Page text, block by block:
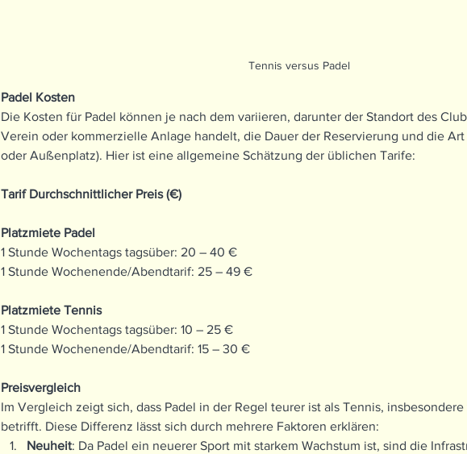
Tennis versus Padel
Padel Kosten
Die Kosten für Padel können je nach dem variieren, darunter der Standort des
Verein oder kommerzielle Anlage handelt, die Dauer der Reservierung und die Art
oder Außenplatz). Hier ist eine allgemeine Schätzung der üblichen Tarife:
Tarif Durchschnittlicher Preis (€)
Platzmiete Padel
1 Stunde Wochentags tagsüber: 20 – 40 €
1 Stunde Wochenende/Abendtarif: 25 – 49 €
Platzmiete Tennis
1 Stunde Wochentags tagsüber: 10 – 25 €
1 Stunde Wochenende/Abendtarif: 15 – 30 €
Preisvergleich
Im Vergleich zeigt sich, dass Padel in der Regel teurer ist als Tennis,
betrifft. Diese Differenz lässt sich durch mehrere Faktoren erklären:
Neuheit: Da Padel ein neuerer Sport mit starkem Wachstum ist, sind die